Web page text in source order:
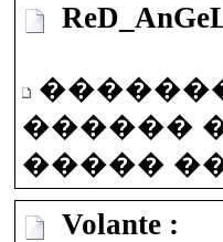
������
�����
Volante :